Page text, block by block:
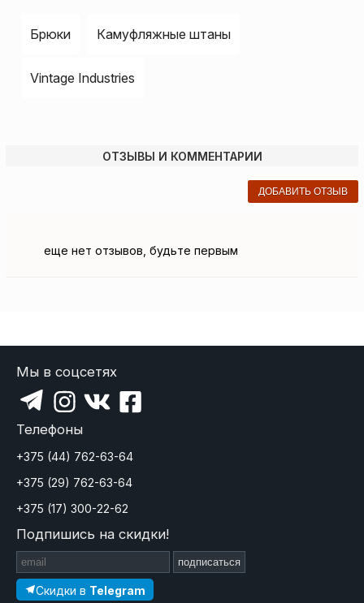
Брюки Камуфляжные штаны
Vintage Industries
ОТЗЫВЫ И КОММЕНТАРИИ
ДОБАВИТЬ ОТЗЫВ
еще нет отзывов, будьте первым
Мы в соцсетях
Телефоны
+375 (44) 762-63-64
+375 (29) 762-63-64
+375 (17) 300-22-62
Подпишись на скидки!
подписаться
Скидки в Telegram